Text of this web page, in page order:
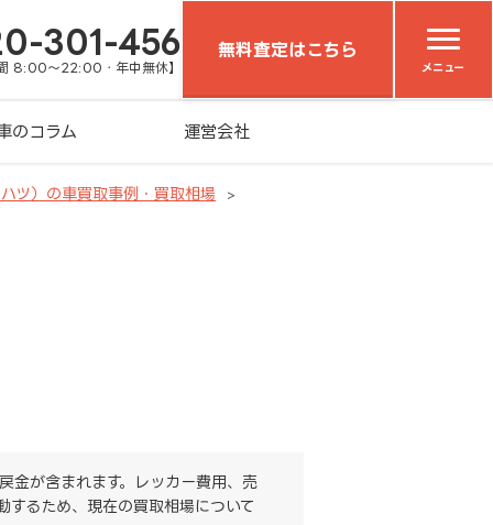
301-456
8:00～22:00・年中無休】
無料査定はこちら
メニュー
のコラム 運営会社
ツ）の車買取事例・買取相場
金が含まれます。レッカー費用、売
するため、現在の買取相場について